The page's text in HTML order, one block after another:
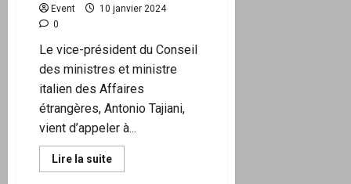
Event
10 janvier 2024
0
Le vice-président du Conseil
des ministres et ministre
italien des Affaires
étrangères, Antonio Tajiani,
vient d’appeler à...
Lire la suiteEn
savoir